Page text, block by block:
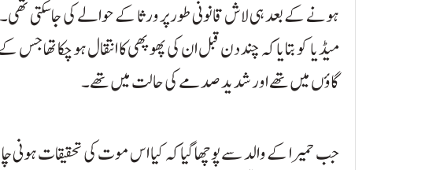
ہونے کے بعد ہی لاش قانونی طور پر ورثا کے حوالے کی جا سکتی
میڈیا کو بتایا کہ چند دن قبل ان کی پھوپھی کا انتقال ہو چکا تھا
گاؤں میں تھے اور شدید صدمے کی حالت میں تھے۔
جب حمیرا کے والد سے پوچھا گیا کہ کیا اس موت کی تحقیقات